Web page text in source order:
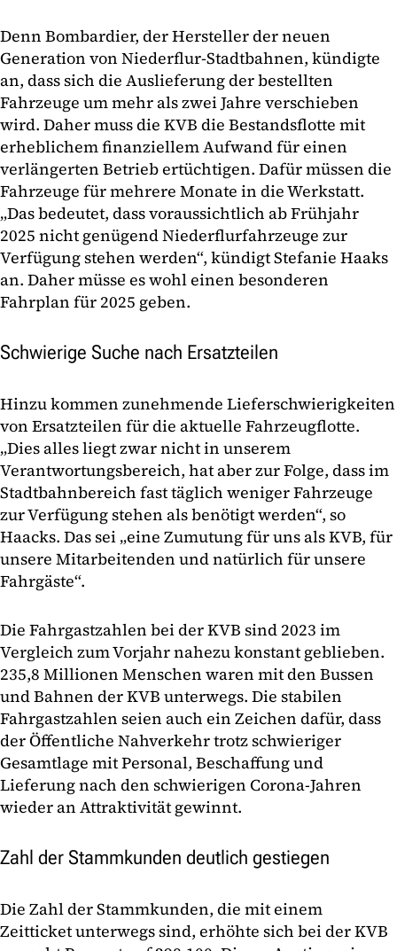
Denn Bombardier, der Hersteller der neuen
Generation von Niederflur-Stadtbahnen, kündigte
an, dass sich die Auslieferung der bestellten
Fahrzeuge um mehr als zwei Jahre verschieben
wird. Daher muss die KVB die Bestandsflotte mit
erheblichem finanziellem Aufwand für einen
verlängerten Betrieb ertüchtigen. Dafür müssen die
Fahrzeuge für mehrere Monate in die Werkstatt.
„Das bedeutet, dass voraussichtlich ab Frühjahr
2025 nicht genügend Niederflurfahrzeuge zur
Verfügung stehen werden“, kündigt Stefanie Haaks
an. Daher müsse es wohl einen besonderen
Fahrplan für 2025 geben.
Schwierige Suche nach Ersatzteilen
Hinzu kommen zunehmende Lieferschwierigkeiten
von Ersatzteilen für die aktuelle Fahrzeugflotte.
„Dies alles liegt zwar nicht in unserem
Verantwortungsbereich, hat aber zur Folge, dass im
Stadtbahnbereich fast täglich weniger Fahrzeuge
zur Verfügung stehen als benötigt werden“, so
Haacks. Das sei „eine Zumutung für uns als KVB, für
unsere Mitarbeitenden und natürlich für unsere
Fahrgäste“.
Die Fahrgastzahlen bei der KVB sind 2023 im
Vergleich zum Vorjahr nahezu konstant geblieben.
235,8 Millionen Menschen waren mit den Bussen
und Bahnen der KVB unterwegs. Die stabilen
Fahrgastzahlen seien auch ein Zeichen dafür, dass
der Öffentliche Nahverkehr trotz schwieriger
Gesamtlage mit Personal, Beschaffung und
Lieferung nach den schwierigen Corona-Jahren
wieder an Attraktivität gewinnt.
Zahl der Stammkunden deutlich gestiegen
Die Zahl der Stammkunden, die mit einem
Zeitticket unterwegs sind, erhöhte sich bei der KVB